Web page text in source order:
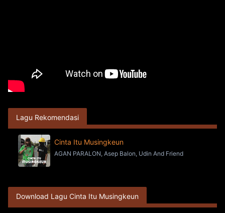
Lagu Rekomendasi
Cinta Itu Musingkeun
AGAN PARALON, Asep Balon, Udin And Friend
Download Lagu Cinta Itu Musingkeun